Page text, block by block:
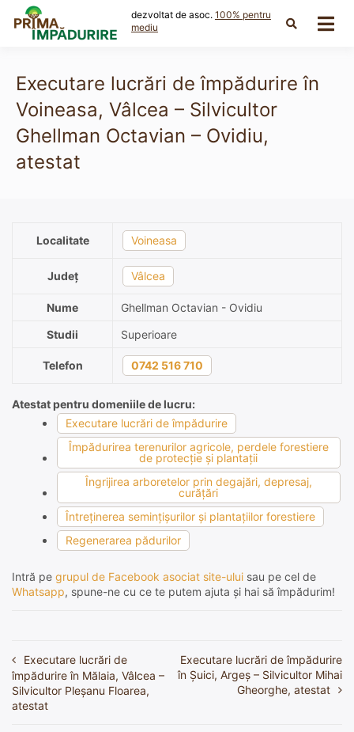
content
dezvoltat de asoc. 100% pentru
mediu
Executare lucrări de împădurire în
Voineasa, Vâlcea – Silvicultor
Ghellman Octavian – Ovidiu,
atestat
Localitate Voineasa
Județ Vâlcea
Nume
Ghellman Octavian - Ovidiu
Studii
Superioare
Telefon 0742 516 710
Atestat pentru domeniile de lucru:
Executare lucrări de împădurire
Împădurirea terenurilor agricole, perdele forestiere
de protecţie şi plantaţii
Îngrijirea arboretelor prin degajări, depresaj,
curăţări
Întreţinerea seminţişurilor şi plantaţiilor forestiere
Regenerarea pădurilor
Intră pe grupul de Facebook asociat site-ului sau pe cel de
Whatsapp, spune-ne cu ce te putem ajuta și hai să împădurim!
Navigare
în
articole
Executare lucrări de
împădurire în Mălaia, Vâlcea –
Silvicultor Pleșanu Floarea,
atestat
Executare lucrări de împădurire
în Șuici, Argeș – Silvicultor Mihai
Gheorghe, atestat